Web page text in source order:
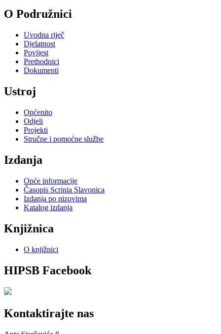
O Podružnici
Uvodna riječ
Djelatnost
Povijest
Prethodnici
Dokumenti
Ustroj
Općenito
Odjeli
Projekti
Stručne i pomoćne službe
Izdanja
Opće informacije
Časopis Scrinia Slavonica
Izdanja po nizovima
Katalog izdanja
Knjižnica
O knjižnici
HIPSB Facebook
Kontaktirajte nas